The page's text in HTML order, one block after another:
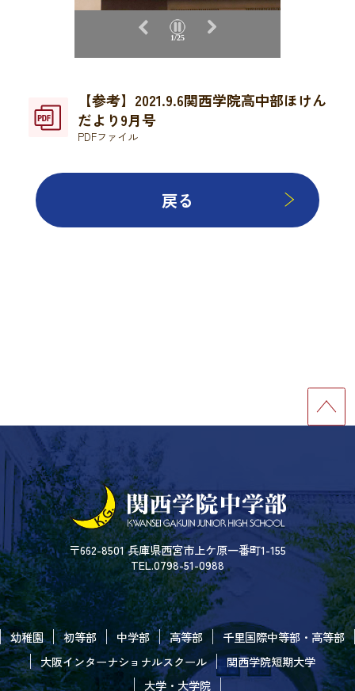
2/25
【参考】2021.9.6関西学院高中部ほけん
だより9月号
PDFファイル
戻る
〒662-8501 兵庫県西宮市上ケ原一番町1-155
TEL.0798-51-0988
幼稚園 初等部 中学部 高等部
千里国際中等部・高等部
大阪インターナショナルスクール
関西学院短期大学
大学・大学院